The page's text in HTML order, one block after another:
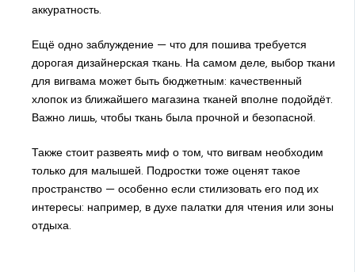
аккуратность.
Ещё одно заблуждение — что для пошива требуется
дорогая дизайнерская ткань. На самом деле, выбор ткани
для вигвама может быть бюджетным: качественный
хлопок из ближайшего магазина тканей вполне подойдёт.
Важно лишь, чтобы ткань была прочной и безопасной.
Также стоит развеять миф о том, что вигвам необходим
только для малышей. Подростки тоже оценят такое
пространство — особенно если стилизовать его под их
интересы: например, в духе палатки для чтения или зоны
отдыха.